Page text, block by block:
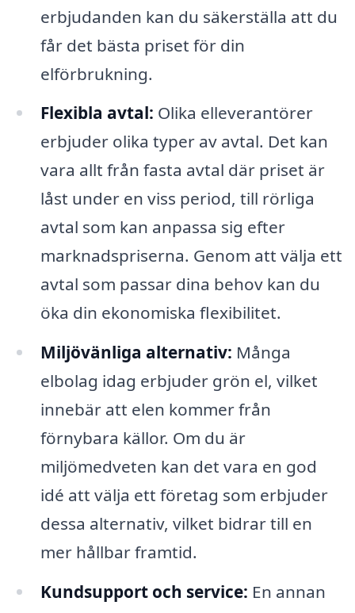
erbjudanden kan du säkerställa att du
får det bästa priset för din
elförbrukning.
Flexibla avtal: Olika elleverantörer
erbjuder olika typer av avtal. Det kan
vara allt från fasta avtal där priset är
låst under en viss period, till rörliga
avtal som kan anpassa sig efter
marknadspriserna. Genom att välja ett
avtal som passar dina behov kan du
öka din ekonomiska flexibilitet.
Miljövänliga alternativ: Många
elbolag idag erbjuder grön el, vilket
innebär att elen kommer från
förnybara källor. Om du är
miljömedveten kan det vara en god
idé att välja ett företag som erbjuder
dessa alternativ, vilket bidrar till en
mer hållbar framtid.
Kundsupport och service: En annan